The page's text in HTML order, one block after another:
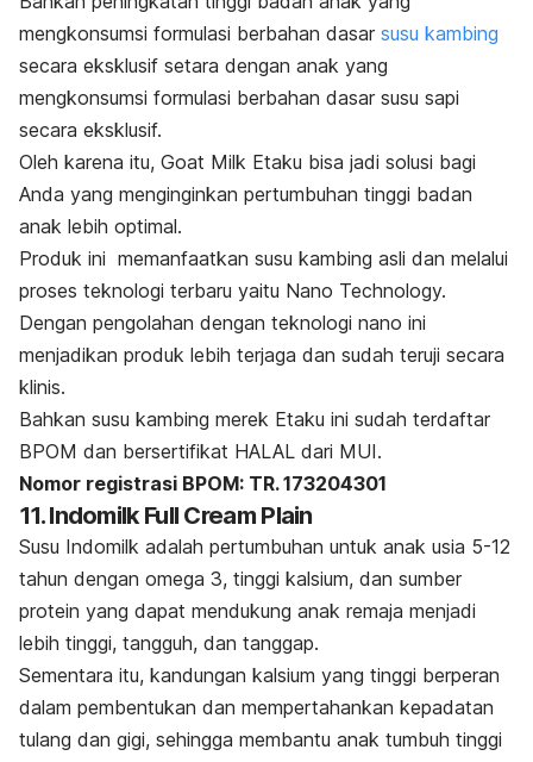
mengkonsumsi formulasi berbahan dasar susu kambing
secara eksklusif setara dengan anak yang
mengkonsumsi formulasi berbahan dasar susu sapi
secara eksklusif.
Oleh karena itu, Goat Milk Etaku bisa jadi solusi bagi
Anda yang menginginkan pertumbuhan tinggi badan
anak lebih optimal.
Produk ini memanfaatkan susu kambing asli dan melalui
proses teknologi terbaru yaitu Nano Technology.
Dengan pengolahan dengan teknologi nano ini
menjadikan produk lebih terjaga dan sudah teruji secara
klinis.
Bahkan susu kambing merek Etaku ini sudah terdaftar
BPOM dan bersertifikat HALAL dari MUI.
Nomor registrasi BPOM: TR. 173204301
11. Indomilk Full Cream Plain
Susu Indomilk adalah pertumbuhan untuk anak usia 5-12
tahun dengan omega 3, tinggi kalsium, dan sumber
protein yang dapat mendukung anak remaja menjadi
lebih tinggi, tangguh, dan tanggap.
Sementara itu, kandungan kalsium yang tinggi berperan
dalam pembentukan dan mempertahankan kepadatan
tulang dan gigi, sehingga membantu anak tumbuh tinggi